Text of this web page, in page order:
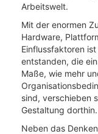
Arbeitswelt.
Mit der enormen
Hardware,
Einflussfaktoren
entstanden, die
Maße, wie mehr
sind, verschieben
Gestaltung dorthin.
Neben das